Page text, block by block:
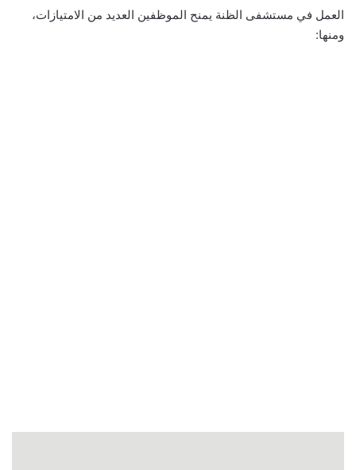
العمل في مستشفى الظنة يمنح الموظفين العديد من الامتيازات،
ومنها: